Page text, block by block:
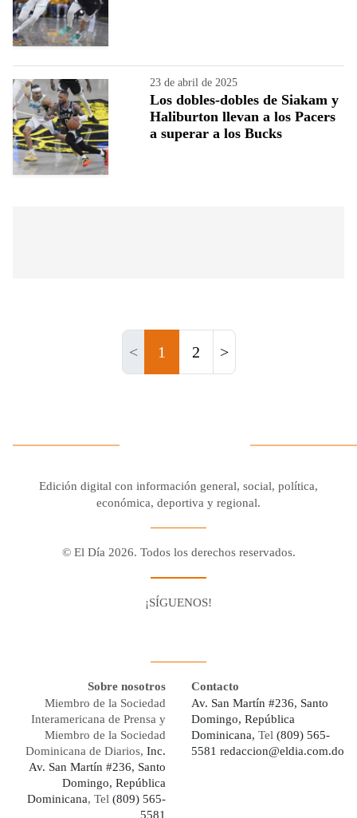
23 de abril de 2025
Los dobles-dobles de Siakam y
Haliburton llevan a los Pacers
a superar a los Bucks
< 1 2 >
Edición digital con información general, social, política,
económica, deportiva y regional.
© El Día 2026. Todos los derechos reservados.
¡SÍGUENOS!
Sobre nosotros
Miembro de la Sociedad
Interamericana de Prensa y
Miembro de la Sociedad
Dominicana de Diarios, Inc.
Av. San Martín #236, Santo
Domingo, República
Dominicana, Tel (809) 565-
5581
Contacto
Av. San Martín #236, Santo
Domingo, República
Dominicana, Tel (809) 565-
5581 redaccion@eldia.com.do